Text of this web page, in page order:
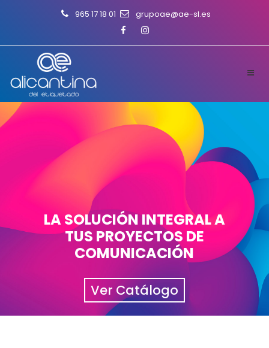
965 17 18 01 grupoae@ae-sl.es
LA SOLUCIÓN INTEGRAL A
TUS PROYECTOS DE
COMUNICACIÓN
Ver Catálogo